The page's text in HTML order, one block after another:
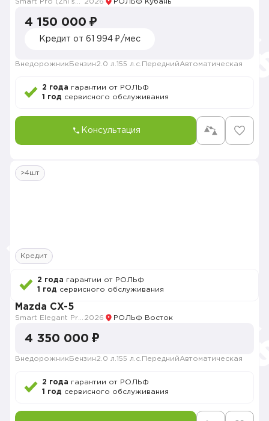
2026 РОЛЬФ Кубань
4 150 000 ₽
Кредит от 61 994 ₽/мес
Внедорожник Бензин2.0 л. 155 л.с. ПереднийАвтоматическая
2 года гарантии от РОЛЬФ
1 год сервисного обслуживания
Консультация
>4шт
Кредит
2 года гарантии от РОЛЬФ
1 год сервисного обслуживания
Mazda CX-5
2026 РОЛЬФ Восток
4 350 000 ₽
Внедорожник Бензин2.0 л. 155 л.с. ПереднийАвтоматическая
2 года гарантии от РОЛЬФ
1 год сервисного обслуживания